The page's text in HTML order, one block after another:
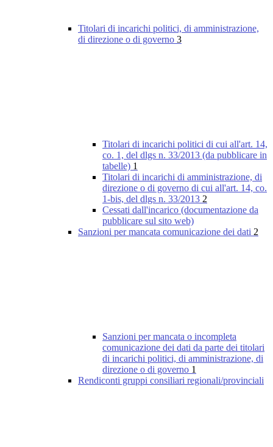
Titolari di incarichi politici, di amministrazione,
di direzione o di governo 3
Titolari di incarichi politici di cui all'art. 14,
co. 1, del dlgs n. 33/2013 (da pubblicare in
tabelle) 1
Titolari di incarichi di amministrazione, di
direzione o di governo di cui all'art. 14, co.
1-bis, del dlgs n. 33/2013 2
Cessati dall'incarico (documentazione da
pubblicare sul sito web)
Sanzioni per mancata comunicazione dei dati 2
Sanzioni per mancata o incompleta
comunicazione dei dati da parte dei titolari
di incarichi politici, di amministrazione, di
direzione o di governo 1
Rendiconti gruppi consiliari regionali/provinciali